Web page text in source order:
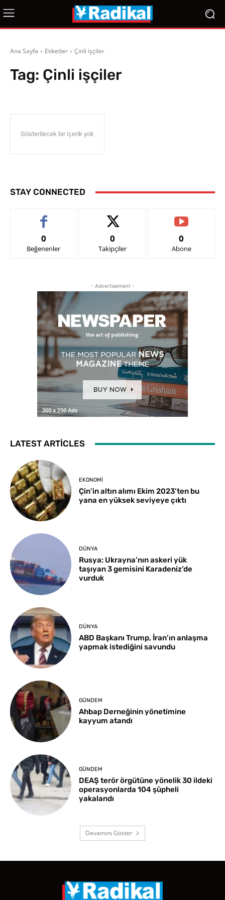
Ana Sayfa Etiketler Çinli işçiler
Tag: Çinli işçiler
Gösterilecek bir içerik yok
STAY CONNECTED
0
Beğenenler
0
Takipçiler
0
Abone
- Advertisement -
LATEST ARTICLES
EKONOMI
Çin’in altın alımı Ekim 2023’ten bu
yana en yüksek seviyeye çıktı
DÜNYA
Rusya: Ukrayna’nın askeri yük
taşıyan 3 gemisini Karadeniz’de
vurduk
DÜNYA
ABD Başkanı Trump, İran’ın anlaşma
yapmak istediğini savundu
GÜNDEM
Ahbap Derneğinin yönetimine
kayyum atandı
GÜNDEM
DEAŞ terör örgütüne yönelik 30 ildeki
operasyonlarda 104 şüpheli
yakalandı
Devamını Göster